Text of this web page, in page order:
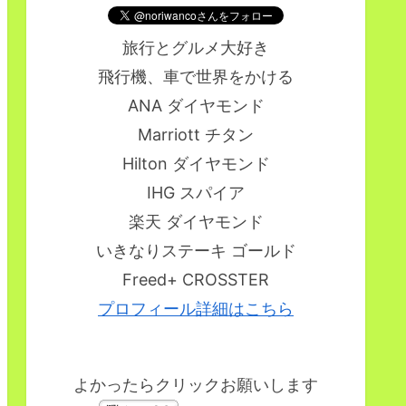
旅行とグルメ大好き
飛行機、車で世界をかける
ANA ダイヤモンド
Marriott チタン
Hilton ダイヤモンド
IHG スパイア
楽天 ダイヤモンド
いきなりステーキ ゴールド
Freed+ CROSSTER
プロフィール詳細はこちら
よかったらクリックお願いします